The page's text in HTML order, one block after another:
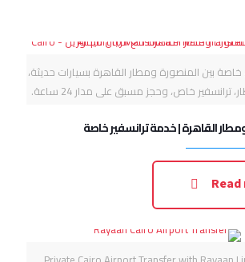
بين المنصورة ومطار القاهرة بسيارات حديثة،
ترانسفير خاص، وحجز مسبق على مدار 24 ساعة.
القاهرة | خدمة ترانسفير خاصة